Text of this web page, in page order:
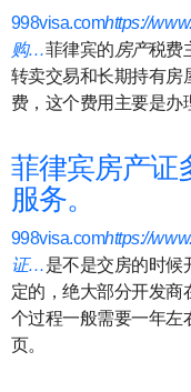
998visa.comhttps://
购…菲律宾的房产税费
转卖交易和长期持有房
费，这个费用主要是办
菲律宾房产证
服务。
998visa.comhttps://
证…是不是交房的时候
定的，绝大部分开发商
个过程一般需要一年左
页。